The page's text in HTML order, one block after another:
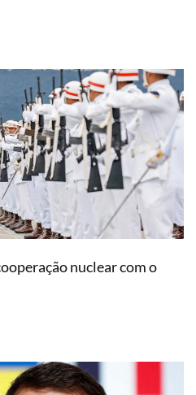
nuclear com o